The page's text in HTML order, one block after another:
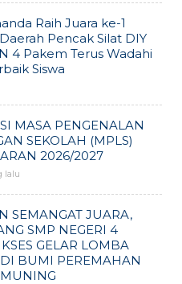
Raih Juara ke-1
Pencak Silat DIY
4 Pakem Terus Wadahi
Siswa
MASA PENGENALAN
SEKOLAH (MPLS)
2026/2027
lalu
SEMANGAT JUARA,
SMP NEGERI 4
GELAR LOMBA
BUMI PEREMAHAN